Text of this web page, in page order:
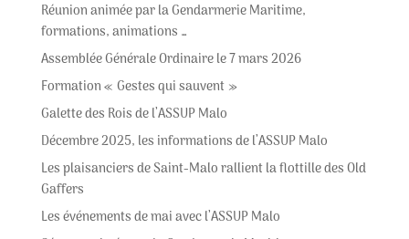
Réunion animée par la Gendarmerie Maritime,
formations, animations …
Assemblée Générale Ordinaire le 7 mars 2026
Formation « Gestes qui sauvent »
Galette des Rois de l’ASSUP Malo
Décembre 2025, les informations de l’ASSUP Malo
Les plaisanciers de Saint-Malo rallient la flottille des Old
Gaffers
Les événements de mai avec l’ASSUP Malo